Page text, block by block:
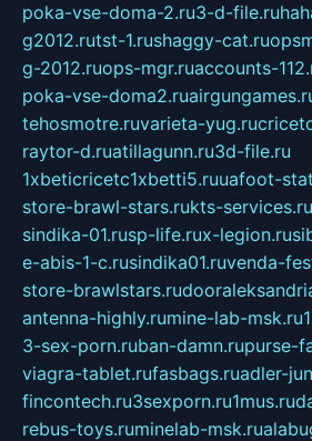
poka-vse-doma-2.ru3-d-file.ru
g2012.rutst-1.rushaggy-cat.ru
g-2012.ruops-mgr.ruaccounts-
poka-vse-doma2.ru
tehosmotre.ruvarieta-yug.ru
raytor-d.ruatillagunn.ru3d-file.ru
1xbeticricetc1xbetti5.ruuafoot-
store-brawl-stars.rukts-services.ru
sindika-01.rusp-life.rux-legion.ru
e-abis-1-c.rusindika01.ruvenda-
store-brawlstars.ru
antenna-highly.rumine-lab-msk.ru
3-sex-porn.ruban-damn.rupurse-
viagra-tablet.rufasbags.ruadler-
fincontech.ru3sexporn.ru1mus.ru
rebus-toys.ruminelab-msk.ru